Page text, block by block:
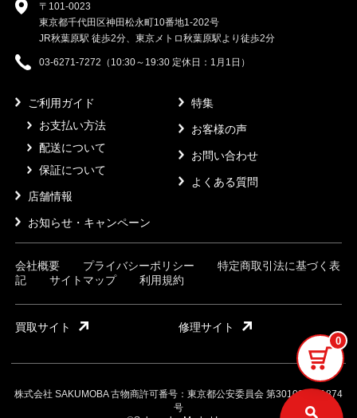
0
〒101-0023
東京都千代田区神田松永町10番地1-202号
JR秋葉原駅 徒歩2分、東京メトロ秋葉原駅より徒歩2分
03-6271-7272（10:30～19:30 定休日：1月1日）
ご利用ガイド
お支払い方法
配送について
保証について
店舗情報
お知らせ・キャンペーン
特集
お客様の声
お問い合わせ
よくある質問
会社概要 プライバシーポリシー
特定商取引法に基づく表
記
サイトマップ 利用規約
買取サイト 修理サイト
株式会社 SAKUMOBA 古物商許可番号：東京都公安委員会 第301032121874
号